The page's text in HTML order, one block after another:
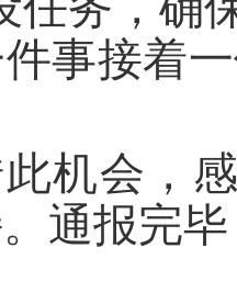
事接着
机会，
通报完